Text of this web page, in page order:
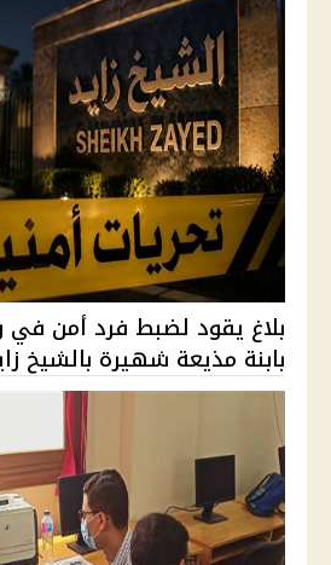
بلاغ يقود لضبط فرد أمن
بابنة مذيعة شهيرة بالشيخ